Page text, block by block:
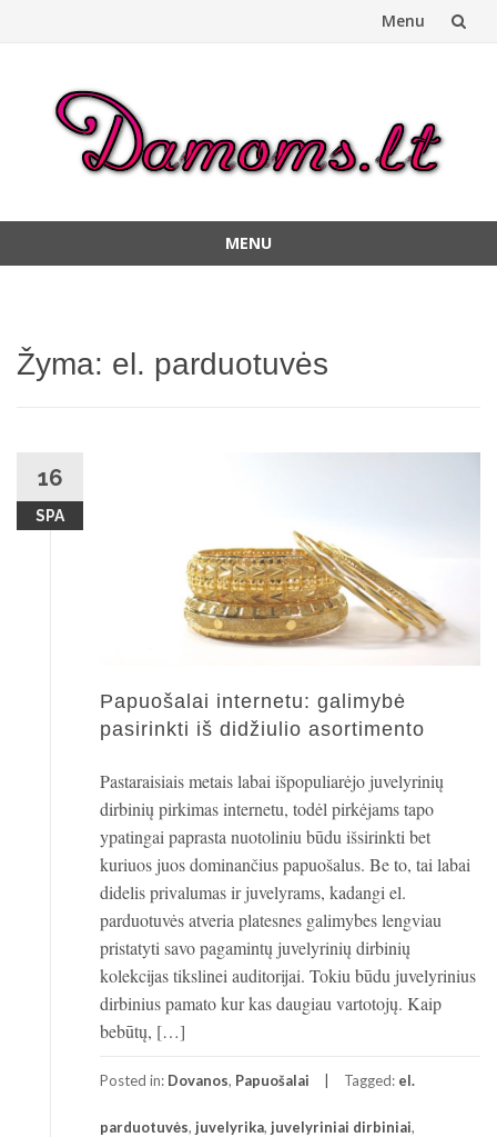
Menu
MENU
Žyma: el. parduotuvės
16
SPA
Papuošalai internetu: galimybė
pasirinkti iš didžiulio asortimento
Pastaraisiais metais labai išpopuliarėjo juvelyrinių
dirbinių pirkimas internetu, todėl pirkėjams tapo
ypatingai paprasta nuotoliniu būdu išsirinkti bet
kuriuos juos dominančius papuošalus. Be to, tai labai
didelis privalumas ir juvelyrams, kadangi el.
parduotuvės atveria platesnes galimybes lengviau
pristatyti savo pagamintų juvelyrinių dirbinių
kolekcijas tikslinei auditorijai. Tokiu būdu juvelyrinius
dirbinius pamato kur kas daugiau vartotojų. Kaip
bebūtų, […]
Posted in: Dovanos, Papuošalai Tagged: el.
parduotuvės, juvelyrika, juvelyriniai dirbiniai,